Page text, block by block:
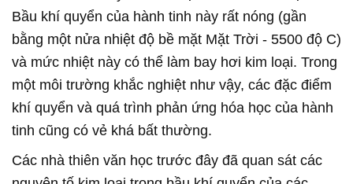
Bầu khí quyển của hành tinh này rất nóng (gần
bằng một nửa nhiệt độ bề mặt Mặt Trời - 5500 độ C)
và mức nhiệt này có thể làm bay hơi kim loại. Trong
một môi trường khắc nghiệt như vậy, các đặc điểm
khí quyển và quá trình phản ứng hóa học của hành
tinh cũng có vẻ khá bất thường.
Các nhà thiên văn học trước đây đã quan sát các